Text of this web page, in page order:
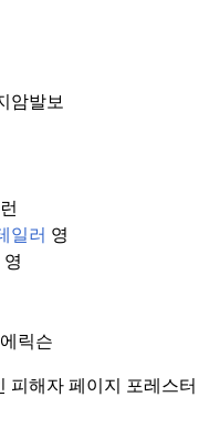
암발보
일러 영
영
릭슨
피해자 페이지 포레스터